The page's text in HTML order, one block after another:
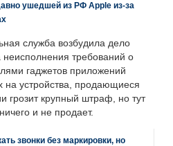
ушедшей из РФ Apple из-за
служба возбудила дело
неисполнения требований о
гаджетов приложений
на устройства, продающиеся
грозит крупный штраф, но тут
и не продает.
звонки без маркировки, но